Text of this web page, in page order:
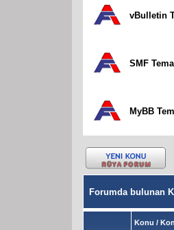
vBulletin
SMF
MyBB
Forumda bulunan
Konu /